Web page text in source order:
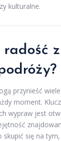
kulturalne.
radość z
przynieść
moment.
wypraw jest
skupić się na